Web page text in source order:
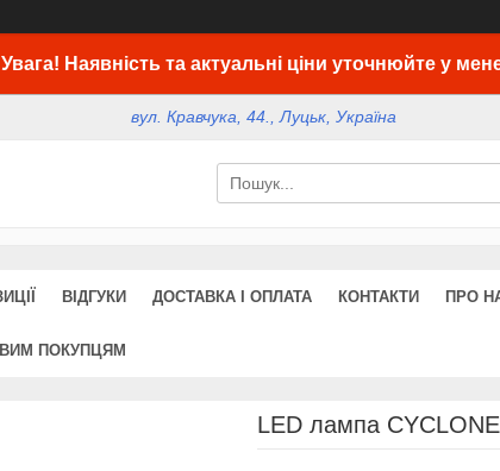
Увага! Наявність та актуальні ціни уточнюйте у
вул. Кравчука, 44., Луцьк, Україна
ВІДГУКИ ДОСТАВКА І ОПЛАТА КОНТАКТИ ПРО
ПОКУПЦЯМ
LED лампа